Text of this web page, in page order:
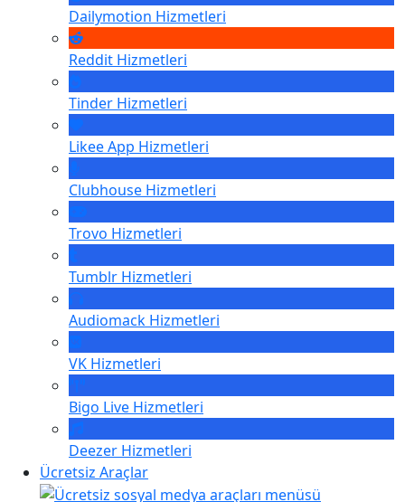
Dailymotion Hizmetleri
Reddit Hizmetleri
Tinder Hizmetleri
Likee App Hizmetleri
Clubhouse Hizmetleri
Trovo Hizmetleri
Tumblr Hizmetleri
Audiomack Hizmetleri
VK Hizmetleri
Bigo Live Hizmetleri
Deezer Hizmetleri
Ücretsiz Araçlar